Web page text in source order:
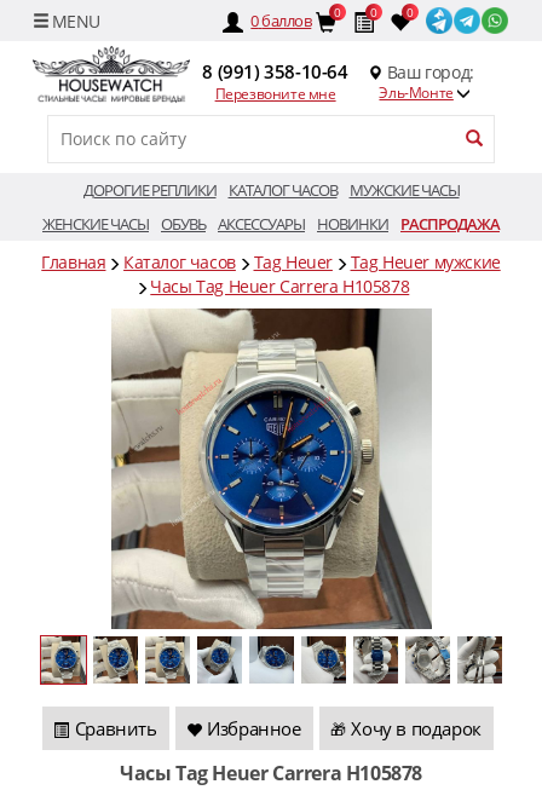
0баллов 0 0 0
8 (991) 358-10-64
Перезвоните мне
Ваш город:
Эль-Монте
ДОРОГИЕ РЕПЛИКИ КАТАЛОГ ЧАСОВ
МУЖСКИЕ ЧАСЫ
ЖЕНСКИЕ ЧАСЫ ОБУВЬ АКСЕССУАРЫ НОВИНКИ РАСПРОДАЖА
Главная Каталог часов Tag Heuer
Tag Heuer мужские
Часы Tag Heuer Carrera H105878
Сравнить Избранное 🎁 Хочу в подарок
Часы Tag Heuer Carrera H105878